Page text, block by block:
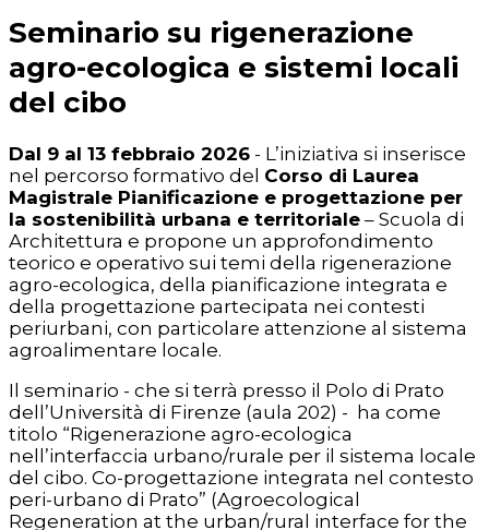
Seminario su rigenerazione
agro-ecologica e sistemi locali
del cibo
Dal 9 al 13 febbraio 2026 - L’iniziativa si inserisce
nel percorso formativo del Corso di Laurea
Magistrale Pianificazione e progettazione per
la sostenibilità urbana e territoriale – Scuola di
Architettura e propone un approfondimento
teorico e operativo sui temi della rigenerazione
agro-ecologica, della pianificazione integrata e
della progettazione partecipata nei contesti
periurbani, con particolare attenzione al sistema
agroalimentare locale.
Il seminario - che si terrà presso il Polo di Prato
dell’Università di Firenze (aula 202) - ha come
titolo “Rigenerazione agro-ecologica
nell’interfaccia urbano/rurale per il sistema locale
del cibo. Co-progettazione integrata nel contesto
peri-urbano di Prato” (Agroecological
Regeneration at the urban/rural interface for the